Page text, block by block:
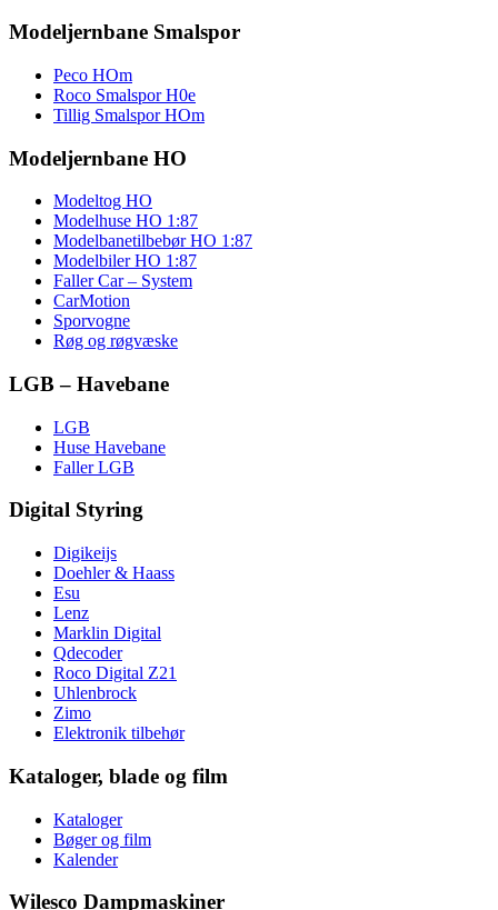
Modeljernbane Smalspor
Peco HOm
Roco Smalspor H0e
Tillig Smalspor HOm
Modeljernbane HO
Modeltog HO
Modelhuse HO 1:87
Modelbanetilbebør HO 1:87
Modelbiler HO 1:87
Faller Car – System
CarMotion
Sporvogne
Røg og røgvæske
LGB – Havebane
LGB
Huse Havebane
Faller LGB
Digital Styring
Digikeijs
Doehler & Haass
Esu
Lenz
Marklin Digital
Qdecoder
Roco Digital Z21
Uhlenbrock
Zimo
Elektronik tilbehør
Kataloger, blade og film
Kataloger
Bøger og film
Kalender
Wilesco Dampmaskiner